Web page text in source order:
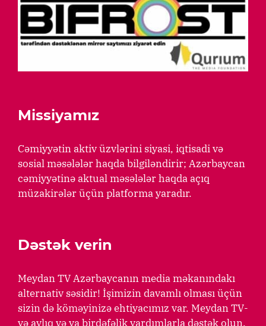
Missiyamız
Cəmiyyətin aktiv üzvlərini siyasi, iqtisadi və
sosial məsələlər haqda bilgiləndirir; Azərbaycan
cəmiyyətinə aktual məsələlər haqda açıq
müzakirələr üçün platforma yaradır.
Dəstək verin
Meydan TV Azərbaycanın media məkanındakı
alternativ səsidir! İşimizin davamlı olması üçün
sizin də köməyinizə ehtiyacımız var. Meydan TV-
yə aylıq və ya birdəfəlik yardımlarla dəstək olun.